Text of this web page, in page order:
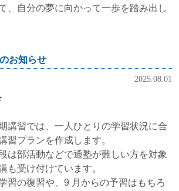
、自分の夢に向かって一歩を踏み出し
お知らせ
2025.08.01
講習では、一人ひとりの学習状況に合
習プランを作成します。
は部活動などで通塾が難しい方を対象
も受け付けています。
習の復習や、9 月からの予習はもちろ